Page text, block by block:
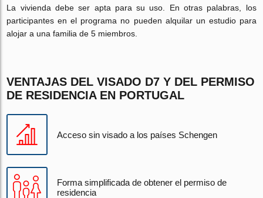
La vivienda debe ser apta para su uso. En otras palabras, los
participantes en el programa no pueden alquilar un estudio para
alojar a una familia de 5 miembros.
VENTAJAS DEL VISADO D7 Y DEL PERMISO
DE RESIDENCIA EN PORTUGAL
Acceso sin visado a los países Schengen
Forma simplificada de obtener el permiso de
residencia